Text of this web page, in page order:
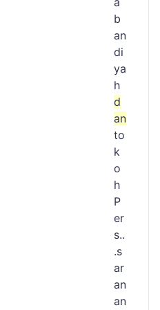
b
an
di
ya
h
d
an
to
k
o
h
P
er
s..
.s
ar
an
an